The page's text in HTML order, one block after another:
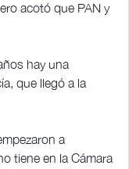
acotó que PAN y
hay una
que llegó a la
a
tiene en la Cámara